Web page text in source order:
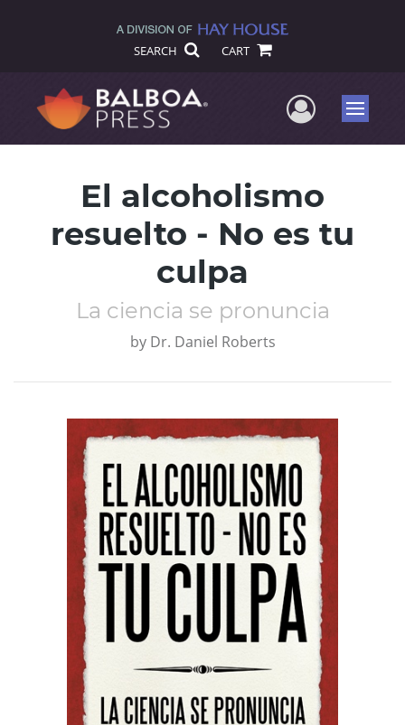
SEARCH CART
UserMenu
El alcoholismo
resuelto - No es tu
culpa
La ciencia se pronuncia
by Dr. Daniel Roberts